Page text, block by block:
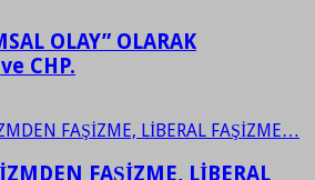
OLAY” OLARAK
CHP.
FAŞİZME, LİBERAL